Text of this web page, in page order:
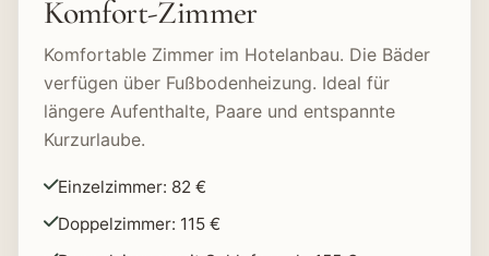
Komfort-Zimmer
Komfortable Zimmer im Hotelanbau. Die Bäder
verfügen über Fußbodenheizung. Ideal für
längere Aufenthalte, Paare und entspannte
Kurzurlaube.
Einzelzimmer: 82 €
Doppelzimmer: 115 €